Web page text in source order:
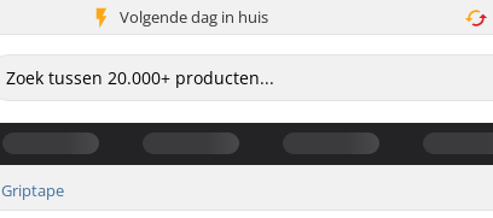
Volgende dag in huis
Griptape